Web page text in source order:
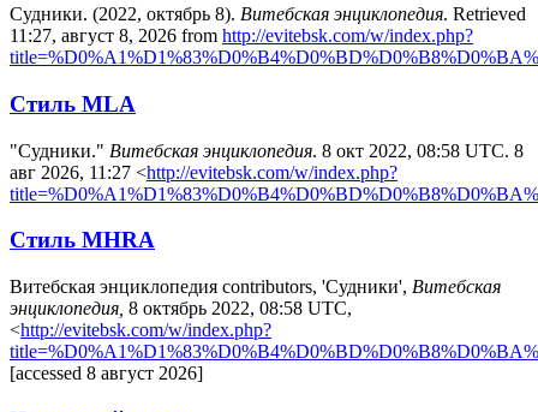
Судники. (2022, октябрь 8). Витебская энциклопедия. Retrieved
11:27, август 8, 2026 from http://evitebsk.com/w/index.php?
Стиль MLA
"Судники." Витебская энциклопедия. 8 окт 2022, 08:58 UTC. 8
авг 2026, 11:27 <http://evitebsk.com/w/index.php?
Стиль MHRA
Витебская энциклопедия contributors, 'Судники', Витебская
энциклопедия, 8 октябрь 2022, 08:58 UTC,
<http://evitebsk.com/w/index.php?
[accessed 8 август 2026]